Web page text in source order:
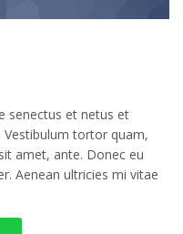
senectus et netus et
tortor quam,
amet, ante. Donec eu
Aenean ultricies mi vitae